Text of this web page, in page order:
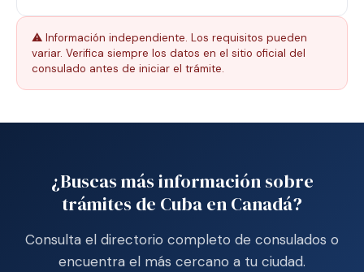
⚠️ Información independiente. Los requisitos pueden
variar. Verifica siempre los datos en el sitio oficial del
consulado antes de iniciar el trámite.
¿Buscas más información sobre
trámites de Cuba en Canadá?
Consulta el directorio completo de consulados o
encuentra el más cercano a tu ciudad.